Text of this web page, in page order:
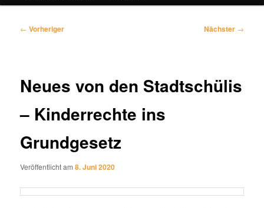
Beitragsnavigation
← Vorheriger Nächster →
Neues von den Stadtschülis
– Kinderrechte ins
Grundgesetz
Veröffentlicht am8. Juni 2020